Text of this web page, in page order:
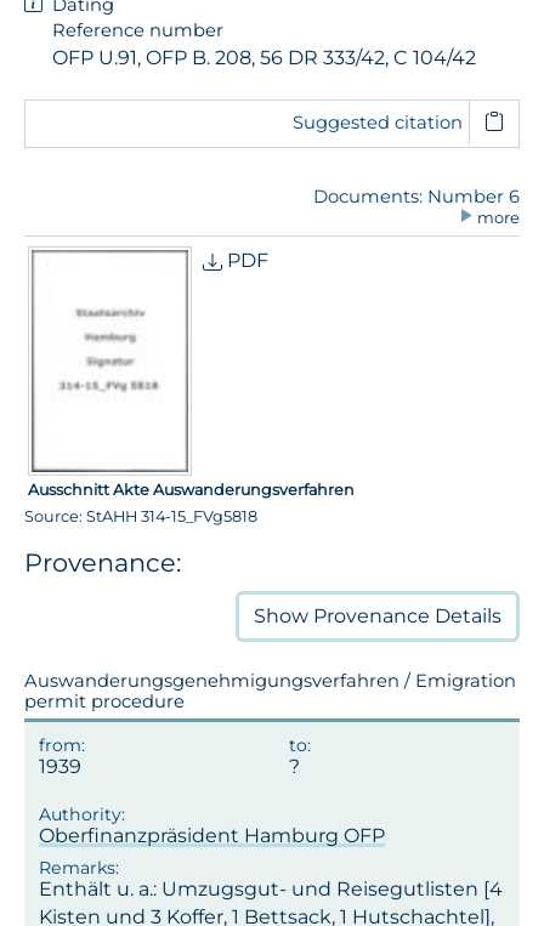
Reference number
OFP U.91, OFP B. 208, 56 DR 333/42, C 104/42
Suggested citation
Documents: Number 6
more
PDF
Ausschnitt Akte Auswanderungsverfahren
Source: StAHH 314-15_FVg5818
Provenance:
Show Provenance Details
Auswanderungsgenehmigungsverfahren / Emigration
permit procedure
1939
Oberfinanzpräsident Hamburg OFP
Enthält u. a.: Umzugsgut- und Reisegutlisten [4
Kisten und 3 Koffer, 1 Bettsack, 1 Hutschachtel],